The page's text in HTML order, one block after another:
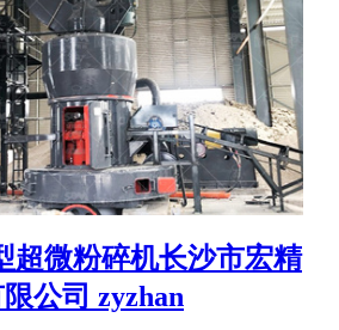
超微粉碎机长沙市宏精
公司 zyzhan